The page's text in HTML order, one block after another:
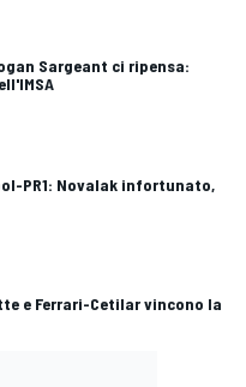
Sargeant ci ripensa:
PR1: Novalak infortunato,
e Ferrari-Cetilar vincono la